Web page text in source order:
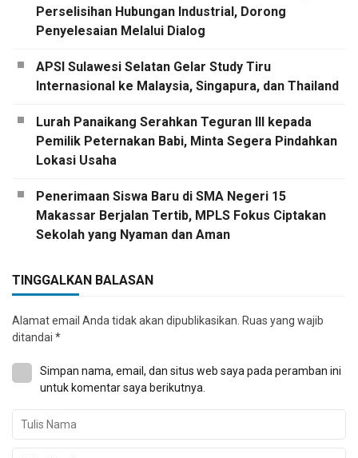
Perselisihan Hubungan Industrial, Dorong
Penyelesaian Melalui Dialog
APSI Sulawesi Selatan Gelar Study Tiru
Internasional ke Malaysia, Singapura, dan Thailand
Lurah Panaikang Serahkan Teguran III kepada
Pemilik Peternakan Babi, Minta Segera Pindahkan
Lokasi Usaha
Penerimaan Siswa Baru di SMA Negeri 15
Makassar Berjalan Tertib, MPLS Fokus Ciptakan
Sekolah yang Nyaman dan Aman
TINGGALKAN BALASAN
Alamat email Anda tidak akan dipublikasikan. Ruas yang wajib
ditandai *
Simpan nama, email, dan situs web saya pada peramban ini
untuk komentar saya berikutnya.